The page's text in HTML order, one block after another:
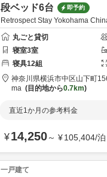
段ベッド6台
即予約
Retrospect Stay Yokohama
丸ごと貸切
寝室3室
寝具12組
神奈川県横浜市中区山下町
ma
目的地から0.7km
直近1か月の参考料金
¥14,250～ ¥105,404/泊
一戸建て